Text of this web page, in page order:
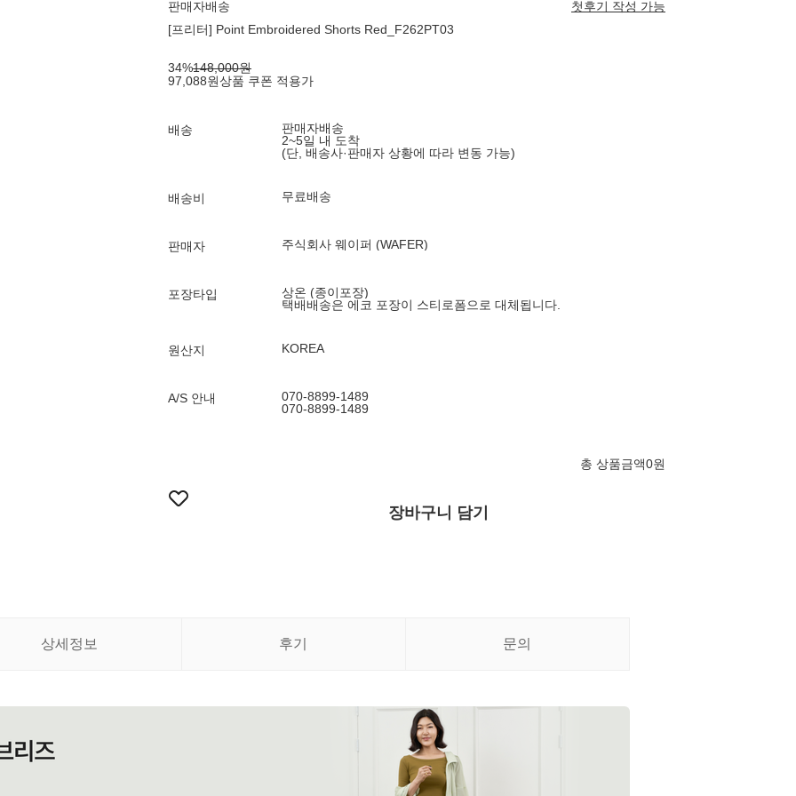
판매자배송
첫후기 작성 가능
[프리터] Point Embroidered Shorts Red_F262PT03
34%148,000원
97,088원상품 쿠폰 적용가
배송
판매자배송
2~5일 내 도착
(단, 배송사·판매자 상황에 따라 변동 가능)
배송비 무료배송
판매자 주식회사 웨이퍼 (WAFER)
포장타입
상온 (종이포장)
택배배송은 에코 포장이 스티로폼으로 대체됩니다.
원산지 KOREA
A/S 안내
070-8899-1489
070-8899-1489
총 상품금액0원
장바구니 담기
상세정보 후기 문의